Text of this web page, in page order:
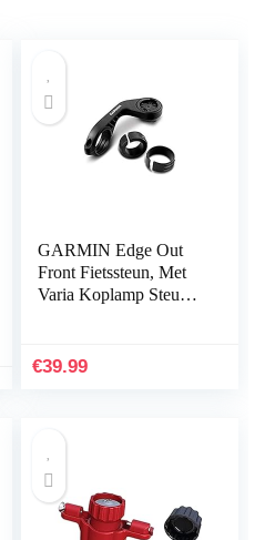
GARMIN Edge Out
Front Fietssteun, Met
Varia Koplamp Steun,
€39.99